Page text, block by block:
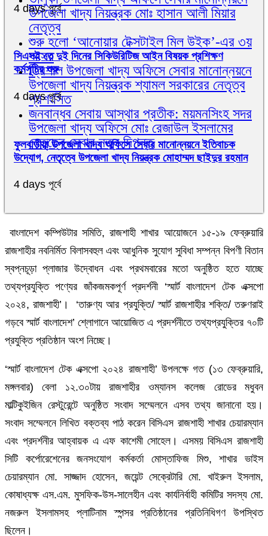
উপজেলা খাদ্য নিয়ন্ত্রক মোঃ হাসান আলী মিয়ার
নেতৃত্ব
শুরু হলো ‘আনোয়ার টেক্সটাইল মিল উইক’-এর ৩য়
আসর
ত্রিশাল উপজেলা খাদ্য অফিসে সেবার মানোন্নয়নে
উপজেলা খাদ্য নিয়ন্ত্রক শ্যামল সরকারের নেতৃত্ব
প্রশংসিত
জনবান্ধব সেবায় আস্থার প্রতীক: ময়মনসিংহ সদর
উপজেলা খাদ্য অফিসে মোঃ রেজাউল ইসলামের
নেতৃত্বে সেবার নতুন দিগন্ত
4 days পূর্বে
সিএসই তে দুই দিনের সিকিউরিটিজ আইন বিষয়ক প্রশিক্ষণ
কর্মসূচির শুরু
4 days পূর্বে
ফুলবাড়ীয়া উপজেলা খাদ্য অফিসে সেবার মানোন্নয়নে ইতিবাচক
উদ্যোগ, নেতৃত্বে উপজেলা খাদ্য নিয়ন্ত্রক মোহাম্মদ ছাইদুর রহমান
4 days পূর্বে
বাংলাদেশ কম্পিউটার সমিতি, রাজশাহী শাখার আয়োজনে ১৫-১৯ ফেব্রুয়ারি
রাজশাহীর নবনির্মিত বিলাসবহুল এবং আধুনিক সুযোগ সুবিধা সম্পন্ন বিপণী বিতান
স্বপ্নচূড়া প্লাজার উদ্বোধন এবং প্রথমবারের মতো অনুষ্ঠিত হতে যাচ্ছে
তথ্যপ্রযুক্তি পণ্যের জাঁকজমকপূর্ণ প্রদর্শনী ‘স্মার্ট বাংলাদেশ টেক এক্সপো
২০২৪, রাজশাহী’। ‘তারুণ্য আর প্রযুক্তি/ স্মার্ট রাজশাহীর শক্তি/ তরুণরাই
গড়বে স্মার্ট বাংলাদেশ’ শ্লোগানে আয়োজিত এ প্রদর্শনীতে তথ্যপ্রযুক্তির ৭০টি
প্রযুক্তি প্রতিষ্ঠান অংশ নিচ্ছে।
‘স্মার্ট বাংলাদেশ টেক এক্সপো ২০২৪ রাজশাহী’ উপলক্ষে গত (১৩ ফেব্রুয়ারি,
মঙ্গলবার) বেলা ১২.৩০টায় রাজশাহীর ওম্যানস কলেজ রোডের মধুবন
মাল্টিকুইজিন রেস্টুরেন্টে অনুষ্ঠিত সংবাদ সম্মেলনে এসব তথ্য জানানো হয়।
সংবাদ সম্মেলনে লিখিত বক্তব্য পাঠ করেন বিসিএস রাজশাহী শাখার চেয়ারম্যান
এবং প্রদর্শনীর আহ্বায়ক এ এফ কাশেমী সোহেল। এসময় বিসিএস রাজশাহী
সিটি কর্পোরেশেনের জনসংযোগ কর্মকর্তা মোস্তাফিজ মিশু, শাখার ভাইস
চেয়ারম্যান মো. সাজ্জাদ হোসেন, জয়েন্ট সেক্রেটারি মো. খাইরুল ইসলাম,
কোষাধ্যক্ষ এস.এম. মুসফিক-উস-সালেহীন এবং কার্যনির্বাহী কমিটির সদস্য মো.
নজরুল ইসলামসহ প্লাটিনাম স্পন্সর প্রতিষ্ঠানের প্রতিনিধিগণ উপস্থিত
ছিলেন।